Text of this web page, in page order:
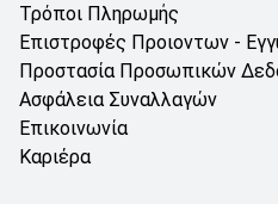
Τρόποι Πληρωμής
Επιστροφές Προιοντων -
Προστασία Προσωπικών
Ασφάλεια Συναλλαγών
Επικοινωνία
Καριέρα